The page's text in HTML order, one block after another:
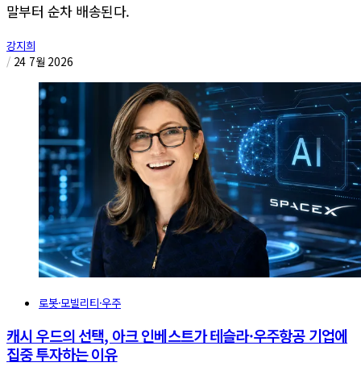
말부터 순차 배송된다.
강지희
/ 24 7월 2026
로봇·모빌리티·우주
캐시 우드의 선택, 아크 인베스트가 테슬라·우주항공 기업에
집중 투자하는 이유